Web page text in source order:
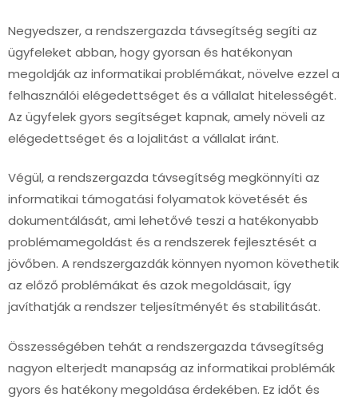
Negyedszer, a rendszergazda távsegítség segíti az
ügyfeleket abban, hogy gyorsan és hatékonyan
megoldják az informatikai problémákat, növelve ezzel a
felhasználói elégedettséget és a vállalat hitelességét.
Az ügyfelek gyors segítséget kapnak, amely növeli az
elégedettséget és a lojalitást a vállalat iránt.
Végül, a rendszergazda távsegítség megkönnyíti az
informatikai támogatási folyamatok követését és
dokumentálását, ami lehetővé teszi a hatékonyabb
problémamegoldást és a rendszerek fejlesztését a
jövőben. A rendszergazdák könnyen nyomon követhetik
az előző problémákat és azok megoldásait, így
javíthatják a rendszer teljesítményét és stabilitását.
Összességében tehát a rendszergazda távsegítség
nagyon elterjedt manapság az informatikai problémák
gyors és hatékony megoldása érdekében. Ez időt és